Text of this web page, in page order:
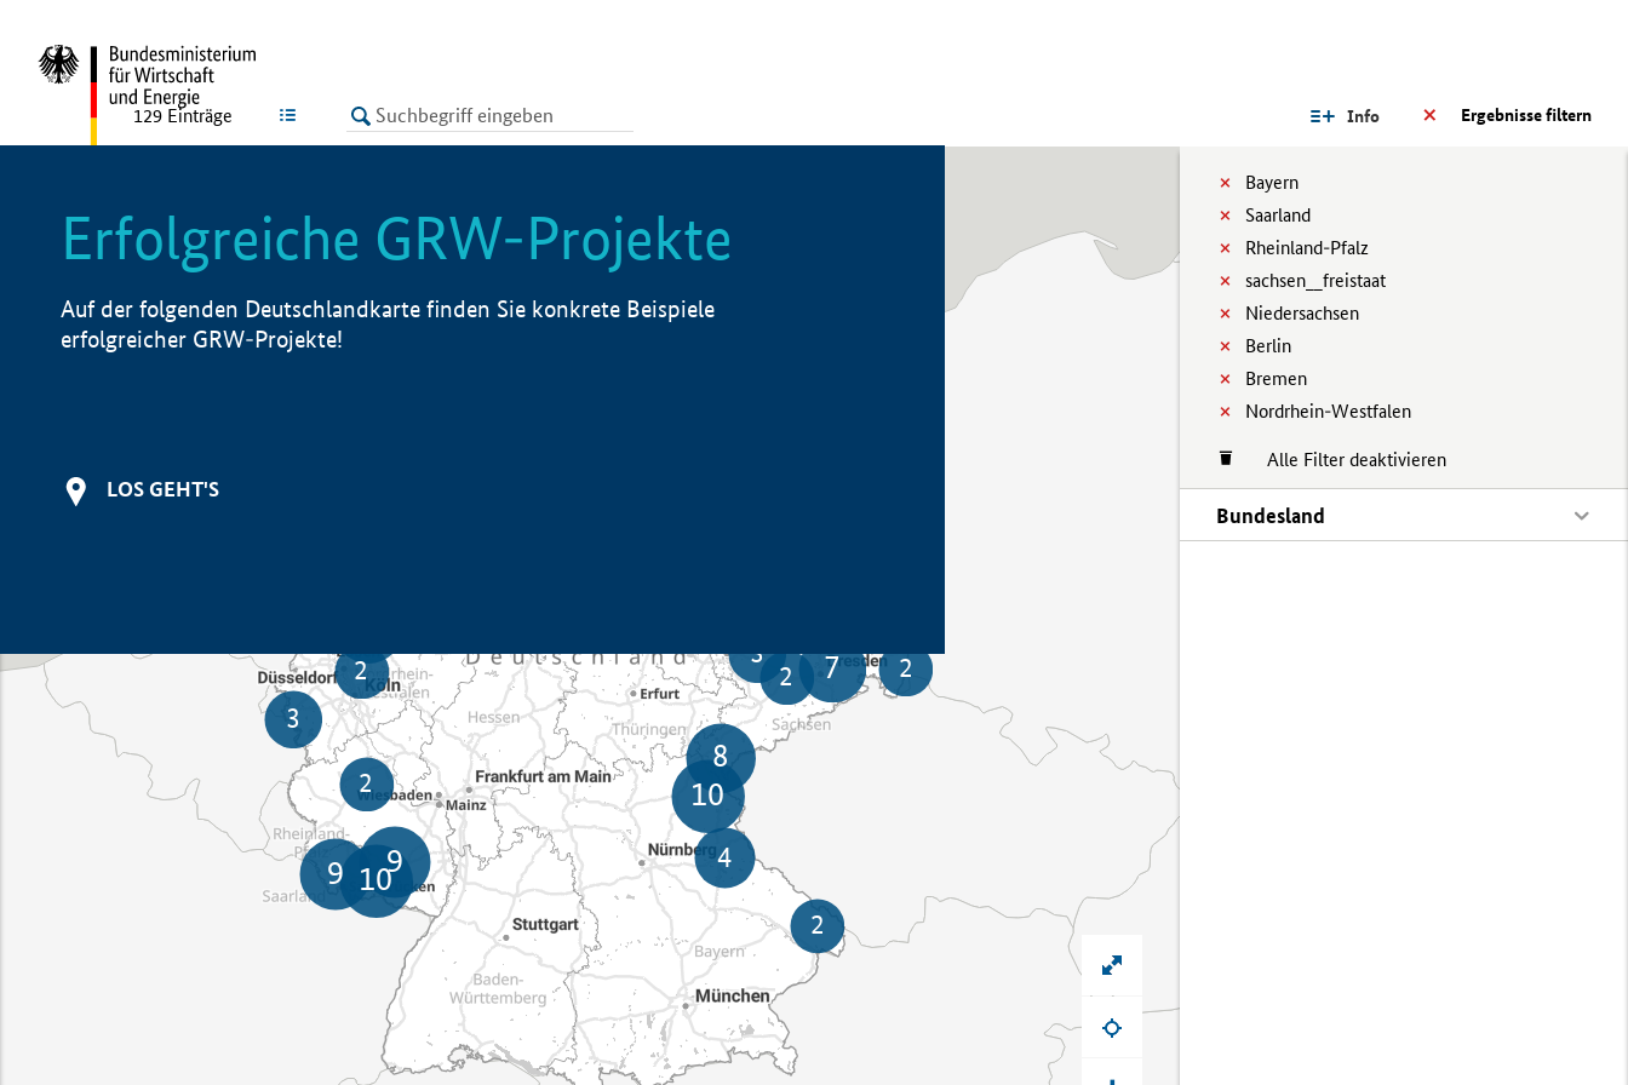
LISTE Ergebnisse filtern
Info
Bayern
Saarland
Rheinland-Pfalz
sachsen__freistaat
Niedersachsen
Berlin
Bremen
Nordrhein-Westfalen
Alle Filter deaktivieren
Bundesland
129 Einträge
Erfolgreiche GRW-Projekte
Auf der folgenden Deutschlandkarte finden Sie konkrete Beispiele
erfolgreicher GRW-Projekte!
LOS GEHT'S